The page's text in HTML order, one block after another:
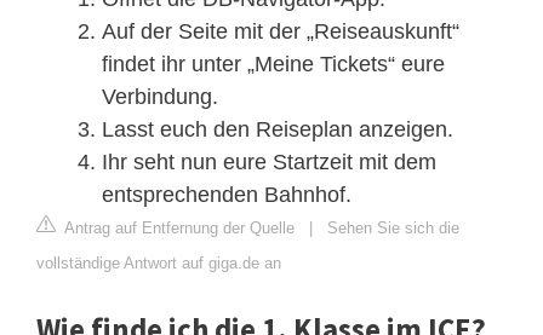
Auf der Seite mit der „Reiseauskunft“
findet ihr unter „Meine Tickets“ eure
Verbindung.
Lasst euch den Reiseplan anzeigen.
Ihr seht nun eure Startzeit mit dem
entsprechenden Bahnhof.
Antrag auf Entfernung der Quelle | Sehen Sie sich die
vollständige Antwort auf giga.de an